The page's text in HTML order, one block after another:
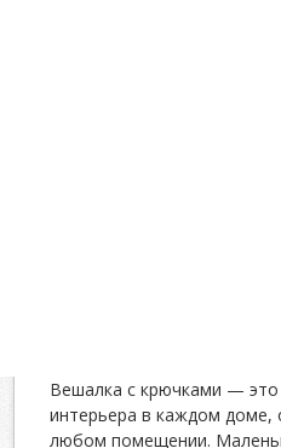
Вешалка с крючками —
интерьера в каждом доме,
любом помещении.